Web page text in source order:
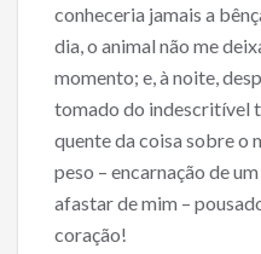
conheceria jamais a
dia, o animal não me
momento; e, à noite,
tomado do indescritível
quente da coisa sobre o
peso – encarnação de
afastar de mim –
coração!